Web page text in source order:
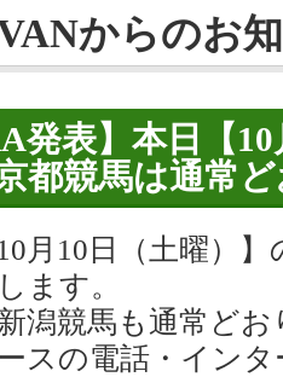
からのお
発表】本日【
都競馬は通常
月10日（土曜）
ます。
潟競馬も通常ど
スの電話・イン